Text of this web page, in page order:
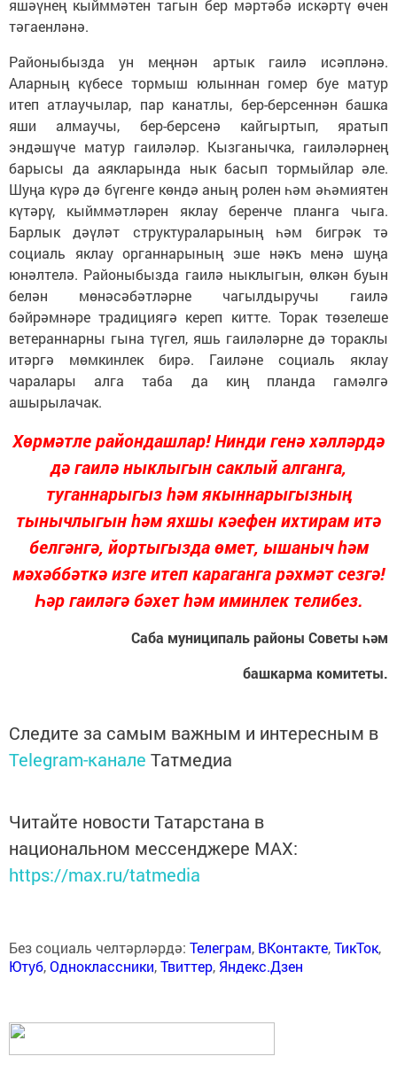
яшәүнең кыйммәтен тагын бер мәртәбә искәртү өчен
тәгаенләнә.
Районыбызда ун меңнән артык гаилә исәпләнә.
Аларның күбесе тормыш юлыннан гомер буе матур
итеп атлаучылар, пар канатлы, бер-берсеннән башка
яши алмаучы, бер-берсенә кайгыртып, яратып
эндәшүче матур гаиләләр. Кызганычка, гаиләләрнең
барысы да аякларында нык басып тормыйлар әле.
Шуңа күрә дә бүгенге көндә аның ролен һәм әһәмиятен
күтәрү, кыйммәтләрен яклау беренче планга чыга.
Барлык дәүләт структураларының һәм бигрәк тә
социаль яклау органнарының эше нәкъ менә шуңа
юнәлтелә. Районыбызда гаилә ныклыгын, өлкән буын
белән мөнәсәбәтләрне чагылдыручы гаилә
бәйрәмнәре традициягә кереп китте. Торак төзелеше
ветераннарны гына түгел, яшь гаиләләрне дә тораклы
итәргә мөмкинлек бирә. Гаиләне социаль яклау
чаралары алга таба да киң планда гамәлгә
ашырылачак.
Хөрмәтле райондашлар! Нинди генә хәлләрдә
дә гаилә ныклыгын саклый алганга,
туганнарыгыз һәм якыннарыгызның
тынычлыгын һәм яхшы кәефен ихтирам итә
белгәнгә, йортыгызда өмет, ышаныч һәм
мәхәббәткә изге итеп караганга рәхмәт сезгә!
Һәр гаиләгә бәхет һәм иминлек телибез.
Саба муниципаль районы Советы һәм
башкарма комитеты.
Следите за самым важным и интересным в
Telegram-канале Татмедиа
Читайте новости Татарстана в
национальном мессенджере MАХ:
https://max.ru/tatmedia
Без социаль челтәрләрдә: Телеграм, ВКонтакте,ТикТок,
Ютуб,Одноклассники,Твиттер, Яндекс.Дзен